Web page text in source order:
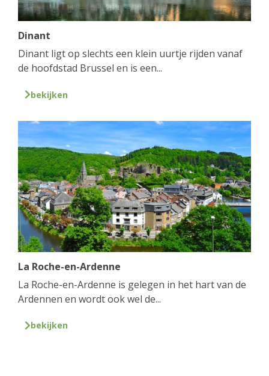
Dinant
Dinant ligt op slechts een klein uurtje rijden vanaf
de hoofdstad Brussel en is een...
bekijken
La Roche-en-Ardenne
La Roche-en-Ardenne is gelegen in het hart van de
Ardennen en wordt ook wel de...
bekijken